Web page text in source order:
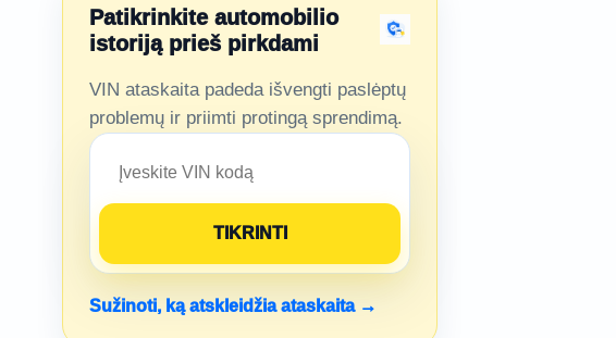
Patikrinkite automobilio
istoriją prieš pirkdami
VIN ataskaita padeda išvengti paslėptų
problemų ir priimti protingą sprendimą.
Sužinoti, ką atskleidžia ataskaita →